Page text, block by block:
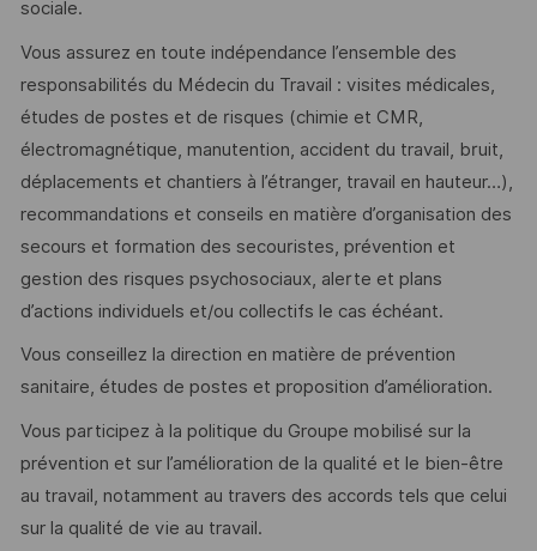
sociale.
Vous assurez en toute indépendance l’ensemble des
responsabilités du Médecin du Travail : visites médicales,
études de postes et de risques (chimie et CMR,
électromagnétique, manutention, accident du travail, bruit,
déplacements et chantiers à l’étranger, travail en hauteur…),
recommandations et conseils en matière d’organisation des
secours et formation des secouristes, prévention et
gestion des risques psychosociaux, alerte et plans
d’actions individuels et/ou collectifs le cas échéant.
Vous conseillez la direction en matière de prévention
sanitaire, études de postes et proposition d’amélioration.
Vous participez à la politique du Groupe mobilisé sur la
prévention et sur l’amélioration de la qualité et le bien-être
au travail, notamment au travers des accords tels que celui
sur la qualité de vie au travail.